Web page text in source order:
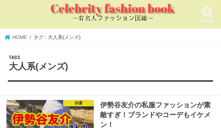
search
HOME タグ : 大人系(メンズ)
大人系(メンズ)
俳優
伊勢谷友介の私服ファッションが素
敵すぎ！ブランドやコーデもイケメ
ン！